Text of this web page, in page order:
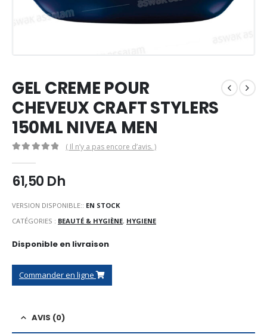
GEL CREME POUR
CHEVEUX CRAFT STYLERS
150ML NIVEA MEN
( Il n’y a pas encore d’avis. )
61,50 Dh
VERSION DISPONIBLE:: EN STOCK
CATÉGORIES : BEAUTÉ & HYGIÈNE, HYGIENE
Disponible en livraison
Commander en ligne
AVIS (0)